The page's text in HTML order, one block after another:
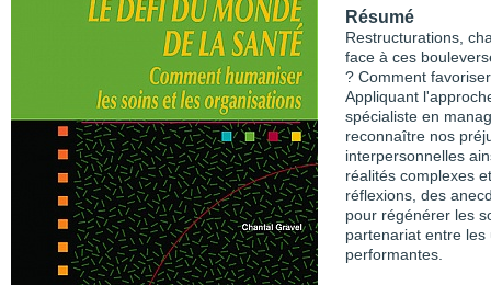
Résumé
Restructurations,
face à ces
? Comment
Appliquant
spécialiste en
reconnaître nos
interpersonnelles
réalités complexes
réflexions, des
pour régénérer les
partenariat entre
performantes.